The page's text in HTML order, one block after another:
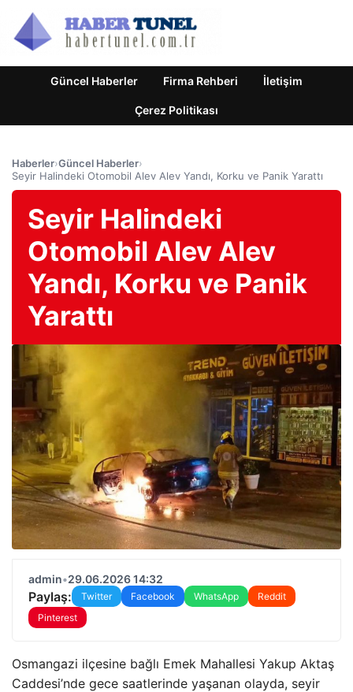
Güncel Haberler Firma Rehberi İletişim
Çerez Politikası
Haberler›Güncel Haberler›
Seyir Halindeki Otomobil Alev Alev Yandı, Korku ve Panik Yarattı
Seyir Halindeki
Otomobil Alev Alev
Yandı, Korku ve Panik
Yarattı
admin•29.06.2026 14:32
Paylaş: Twitter Facebook WhatsApp
Reddit
Pinterest
Osmangazi ilçesine bağlı Emek Mahallesi Yakup Aktaş
Caddesi’nde gece saatlerinde yaşanan olayda, seyir